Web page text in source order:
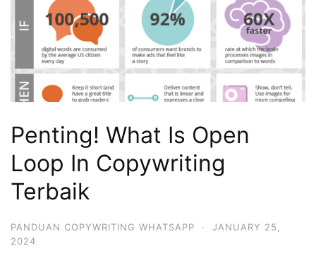
Penting! What Is Open
Loop In Copywriting
Terbaik
PANDUAN COPYWRITING WHATSAPP ·
JANUARY 25,
2024